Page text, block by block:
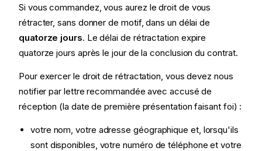
Si vous commandez, vous aurez le droit de vous
rétracter, sans donner de motif, dans un délai de
quatorze jours. Le délai de rétractation expire
quatorze jours après le jour de la conclusion du contrat.
Pour exercer le droit de rétractation, vous devez nous
notifier par lettre recommandée avec accusé de
réception (la date de première présentation faisant foi) :
votre nom, votre adresse géographique et, lorsqu'ils
sont disponibles, votre numéro de téléphone et votre